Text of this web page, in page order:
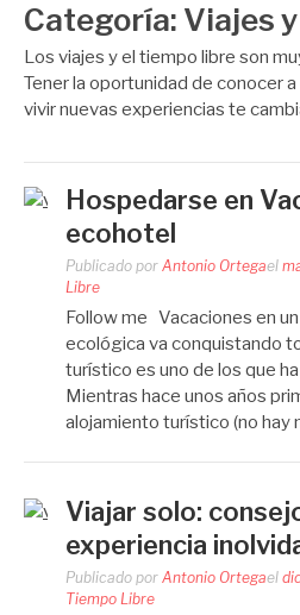
Categoría: Viajes
Los viajes y el tiempo libre son
Tener la oportunidad de conocer
vivir nuevas experiencias te
Hospedarse en
ecohotel
Publicado por Antonio Ortegael
Libre
Follow me Vacaciones en
ecológica va conquistando
turístico es uno de los que
Mientras hace unos años
alojamiento turístico (no hay
Viajar solo:
experiencia
Publicado por Antonio Ortegael
Tiempo Libre